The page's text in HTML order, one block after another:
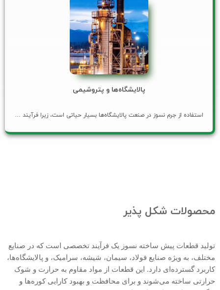
پالایشگاه‌ها و پتروشیمی
استفاده از جرم نسوز در صنعت پالایشگاه‌ها بسیار حیاتی است، زیرا فرآیند …
محصولات شکل پذیر
تولید قطعات پیش ساخته نسوز یک فرآیند تخصصی است که در صنایع
مختلف، به ویژه صنایع فولاد، سیمان، شیشه، سرامیک، و پالایشگاه‌ها،
کاربرد گسترده‌ای دارد. این قطعات از مواد مقاوم به حرارت و شوک
حرارتی ساخته می‌شوند و برای محافظت و بهبود کارایی کوره‌ها و